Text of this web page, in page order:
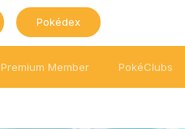
Pokédex
Premium Member PokéClubs